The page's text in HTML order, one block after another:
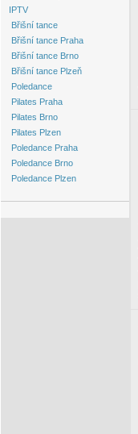
IPTV
Břišní tance
Břišní tance Praha
Břišní tance Brno
Břišní tance Plzeň
Poledance
Pilates Praha
Pilates Brno
Pilates Plzen
Poledance Praha
Poledance Brno
Poledance Plzen